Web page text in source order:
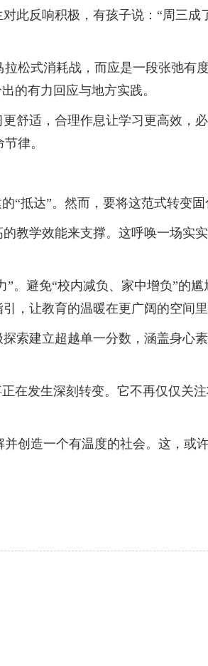
此反响积极，有孩子说：“周三
式消耗战，而应是一段张弛有
的有力回应与地方实践。
适，合理作息让学习更高效，
律。
达”。然而，要将这范式转变固
学效能来支撑。这呼唤一场实实
避免“校内减负、家中增负”的
，让教育的温暖在更广阔的空间里
建立超越单一分数，涵盖身心
发生深刻转变。它不再仅仅关
造一个有温度的社会。这，或